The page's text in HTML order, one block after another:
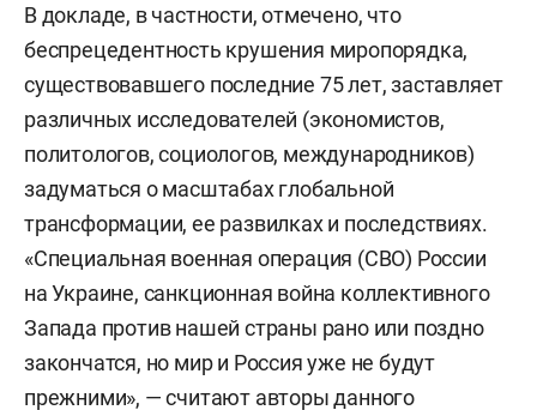
В докладе, в частности, отмечено, что
беспрецедентность крушения миропорядка,
существовавшего последние 75 лет, заставляет
различных исследователей (экономистов,
политологов, социологов, международников)
задуматься о масштабах глобальной
трансформации, ее развилках и последствиях.
«Специальная военная операция (СВО) России
на Украине, санкционная война коллективного
Запада против нашей страны рано или поздно
закончатся, но мир и Россия уже не будут
прежними», — считают авторы данного